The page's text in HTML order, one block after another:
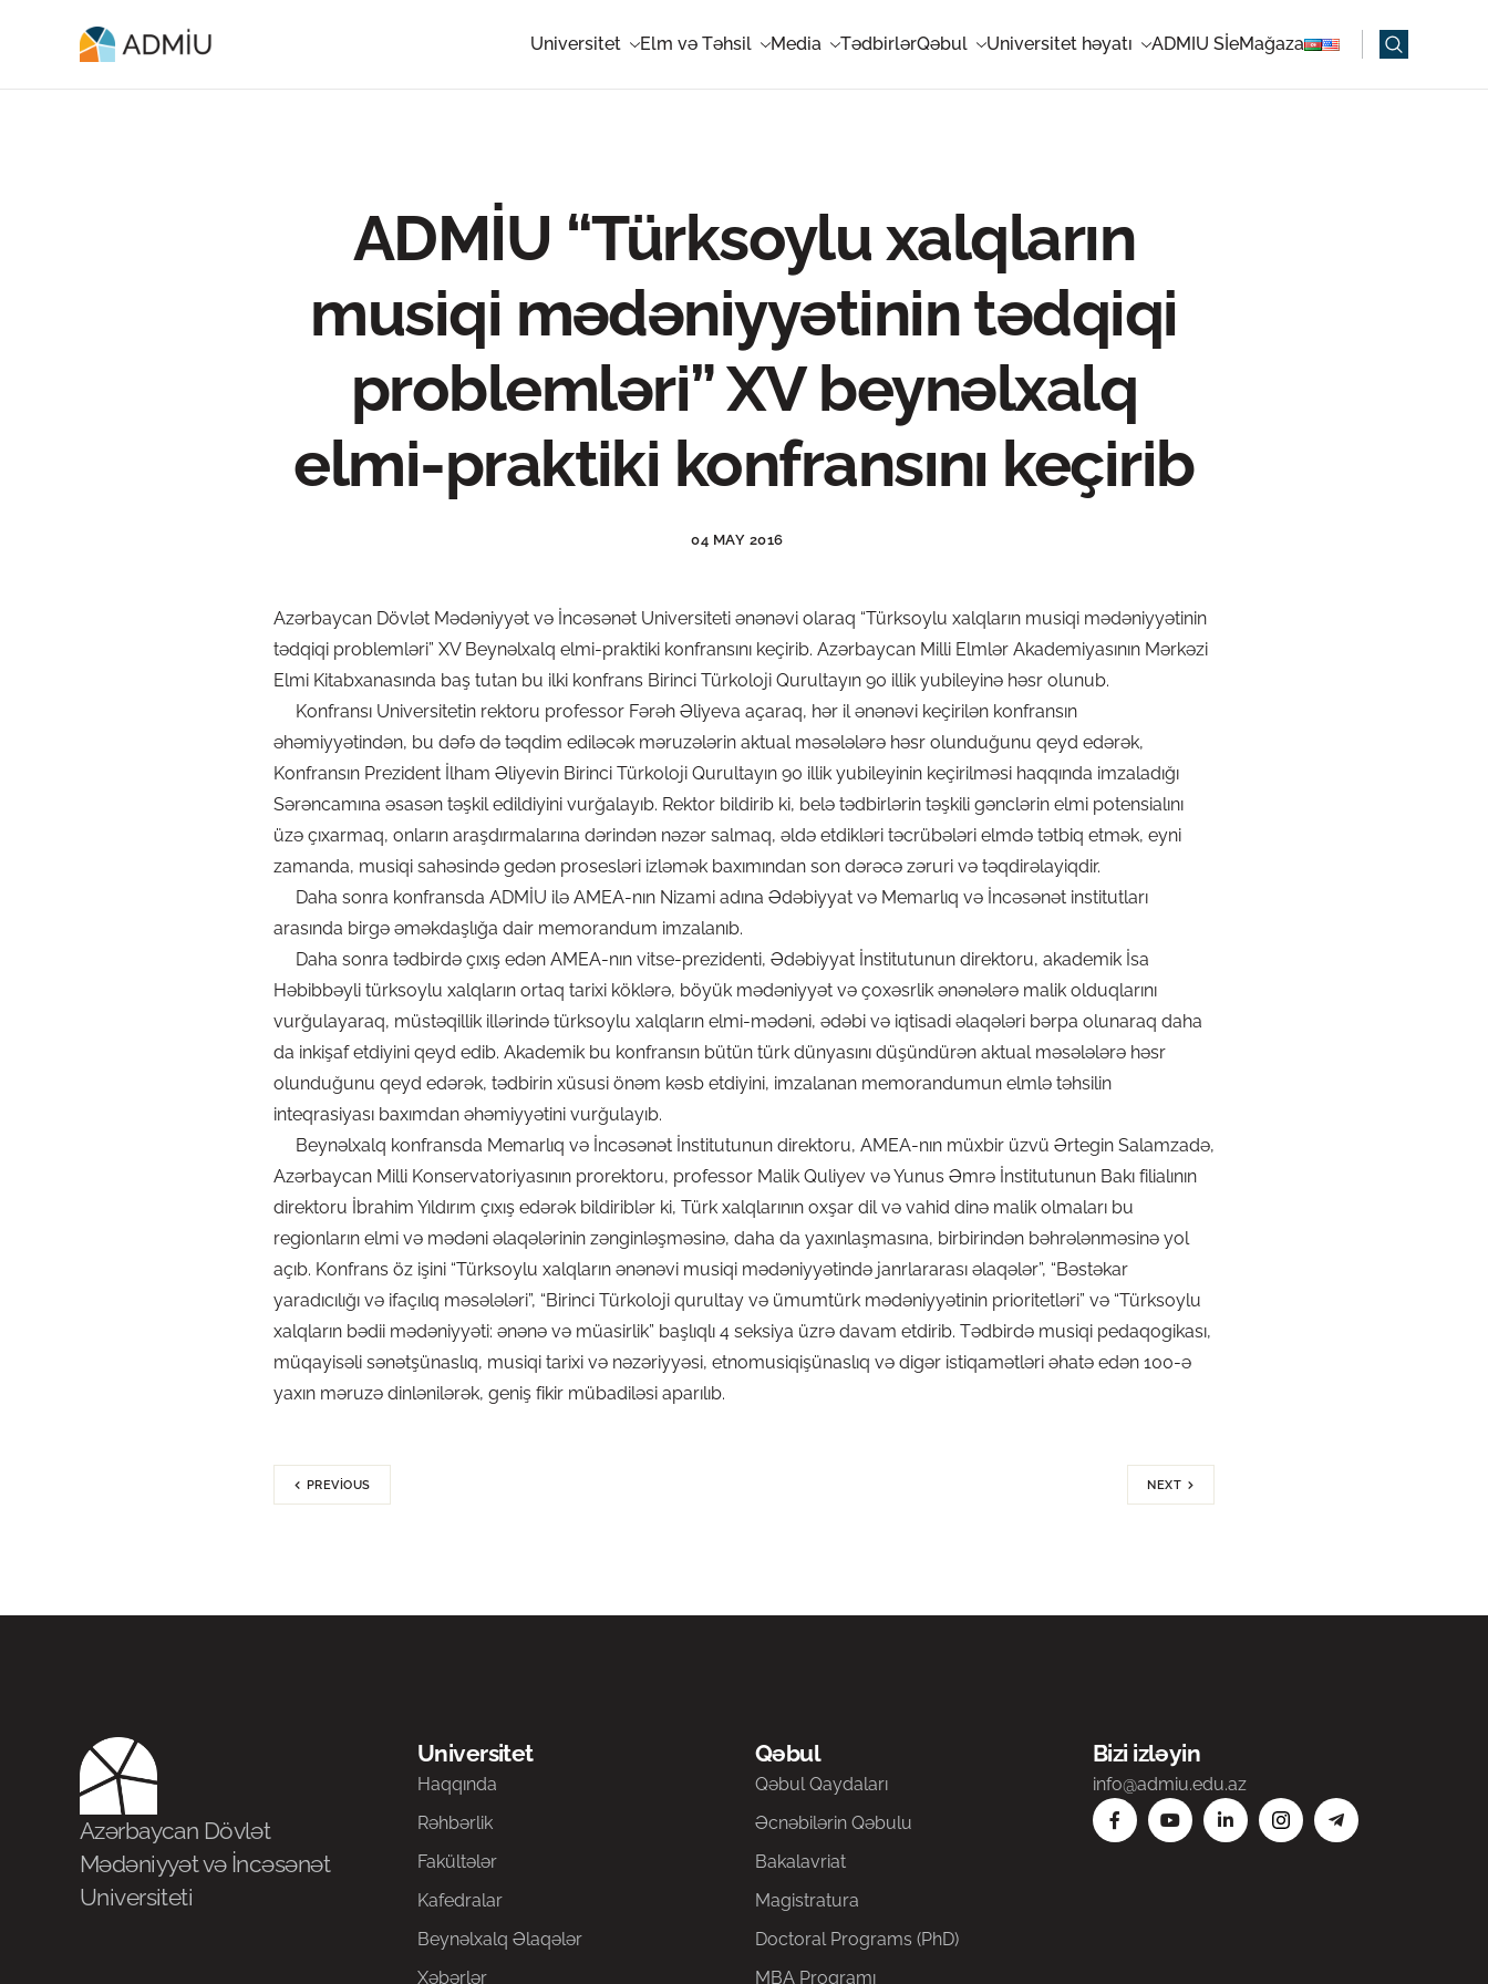
Universitet Elm və Təhsil Media TədbirlərQəbul Universitet həyatı ADMIU SİeMağaza
ADMİU “Türksoylu xalqların
musiqi mədəniyyətinin tədqiqi
problemləri” XV beynəlxalq
elmi-praktiki konfransını keçirib
04 MAY 2016
Azərbaycan Dövlət Mədəniyyət və İncəsənət Universiteti ənənəvi olaraq “Türksoylu xalqların musiqi mədəniyyətinin
tədqiqi problemləri” XV Beynəlxalq elmi-praktiki konfransını keçirib. Azərbaycan Milli Elmlər Akademiyasının Mərkəzi
Elmi Kitabxanasında baş tutan bu ilki konfrans Birinci Türkoloji Qurultayın 90 illik yubileyinə həsr olunub.
Konfransı Universitetin rektoru professor Fərəh Əliyeva açaraq, hər il ənənəvi keçirilən konfransın
əhəmiyyətindən, bu dəfə də təqdim ediləcək məruzələrin aktual məsələlərə həsr olunduğunu qeyd edərək,
Konfransın Prezident İlham Əliyevin Birinci Türkoloji Qurultayın 90 illik yubileyinin keçirilməsi haqqında imzaladığı
Sərəncamına əsasən təşkil edildiyini vurğalayıb. Rektor bildirib ki, belə tədbirlərin təşkili gənclərin elmi potensialını
üzə çıxarmaq, onların araşdırmalarına dərindən nəzər salmaq, əldə etdikləri təcrübələri elmdə tətbiq etmək, eyni
zamanda, musiqi sahəsində gedən prosesləri izləmək baxımından son dərəcə zəruri və təqdirəlayiqdir.
Daha sonra konfransda ADMİU ilə AMEA-nın Nizami adına Ədəbiyyat və Memarlıq və İncəsənət institutları
arasında birgə əməkdaşlığa dair memorandum imzalanıb.
Daha sonra tədbirdə çıxış edən AMEA-nın vitse-prezidenti, Ədəbiyyat İnstitutunun direktoru, akademik İsa
Həbibbəyli türksoylu xalqların ortaq tarixi köklərə, böyük mədəniyyət və çoxəsrlik ənənələrə malik olduqlarını
vurğulayaraq, müstəqillik illərində türksoylu xalqların elmi-mədəni, ədəbi və iqtisadi əlaqələri bərpa olunaraq daha
da inkişaf etdiyini qeyd edib. Akademik bu konfransın bütün türk dünyasını düşündürən aktual məsələlərə həsr
olunduğunu qeyd edərək, tədbirin xüsusi önəm kəsb etdiyini, imzalanan memorandumun elmlə təhsilin
inteqrasiyası baxımdan əhəmiyyətini vurğulayıb.
Beynəlxalq konfransda Memarlıq və İncəsənət İnstitutunun direktoru, AMEA-nın müxbir üzvü Ərtegin Salamzadə,
Azərbaycan Milli Konservatoriyasının prorektoru, professor Malik Quliyev və Yunus Əmrə İnstitutunun Bakı filialının
direktoru İbrahim Yıldırım çıxış edərək bildiriblər ki, Türk xalqlarının oxşar dil və vahid dinə malik olmaları bu
regionların elmi və mədəni əlaqələrinin zənginləşməsinə, daha da yaxınlaşmasına, birbirindən bəhrələnməsinə yol
açıb. Konfrans öz işini “Türksoylu xalqların ənənəvi musiqi mədəniyyətində janrlararası əlaqələr”, “Bəstəkar
yaradıcılığı və ifaçılıq məsələləri”, “Birinci Türkoloji qurultay və ümumtürk mədəniyyətinin prioritetləri” və “Türksoylu
xalqların bədii mədəniyyəti: ənənə və müasirlik” başlıqlı 4 seksiya üzrə davam etdirib. Tədbirdə musiqi pedaqogikası,
müqayisəli sənətşünaslıq, musiqi tarixi və nəzəriyyəsi, etnomusiqişünaslıq və digər istiqamətləri əhatə edən 100-ə
yaxın məruzə dinlənilərək, geniş fikir mübadiləsi aparılıb.
PREVIOUS NEXT
Azərbaycan Dövlət
Mədəniyyət və İncəsənət
Universiteti
Universitet
Haqqında
Rəhbərlik
Fakültələr
Kafedralar
Beynəlxalq Əlaqələr
Xəbərlər
Qəbul
Qəbul Qaydaları
Əcnəbilərin Qəbulu
Bakalavriat
Magistratura
Doctoral Programs (PhD)
MBA Proqramı
Bizi izləyin
info@admiu.edu.az